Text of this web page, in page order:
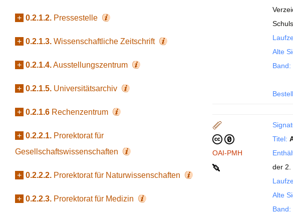
+ 0.2.1.2. Pressestelle
+ 0.2.1.3. Wissenschaftliche Zeitschrift
+ 0.2.1.4.Ausstellungszentrum
+ 0.2.1.5. Universitätsarchiv
+ 0.2.1.6 Rechenzentrum
+ 0.2.2.1. Prorektorat für
Gesellschaftswissenschaften
+ 0.2.2.2. Prorektorat für Naturwissenschaften
+ 0.2.2.3. Prorektorat für Medizin
Alte
Band:
OAI-PMH
Titel:
der 2.
Alte
Band: